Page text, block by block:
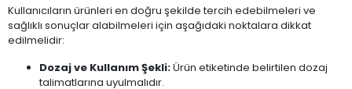
Kullanıcıların ürünleri en doğru şekilde tercih edebilmeleri ve
sağlıklı sonuçlar alabilmeleri için aşağıdaki noktalara dikkat
edilmelidir:
Dozaj ve Kullanım Şekli:Ürün etiketinde belirtilen dozaj
talimatlarına uyulmalıdır.